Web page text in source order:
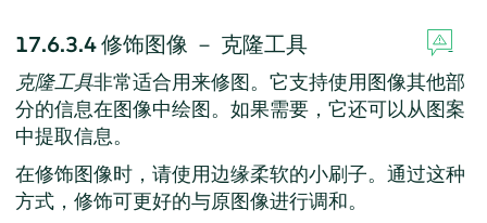
17.6.3.4修饰图像 － 克隆工具
克隆工具非常适合用来修图。它支持使用图像其他部
分的信息在图像中绘图。如果需要，它还可以从图案
中提取信息。
在修饰图像时，请使用边缘柔软的小刷子。通过这种
方式，修饰可更好的与原图像进行调和。